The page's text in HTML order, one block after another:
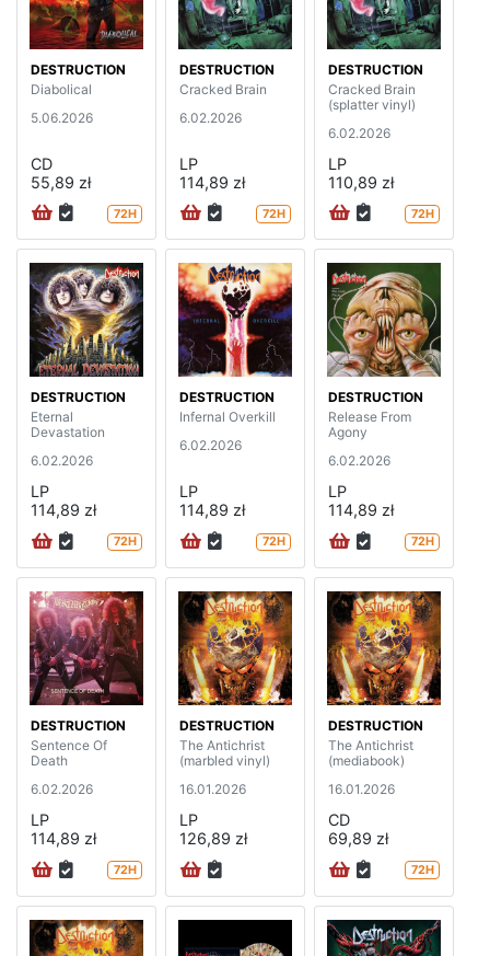
DESTRUCTION
Diabolical
5.06.2026
CD
55,89 zł
72H
DESTRUCTION
Cracked Brain
6.02.2026
LP
114,89 zł
72H
DESTRUCTION
Cracked Brain
(splatter vinyl)
6.02.2026
LP
110,89 zł
72H
DESTRUCTION
Eternal
Devastation
6.02.2026
LP
114,89 zł
72H
DESTRUCTION
Infernal Overkill
6.02.2026
LP
114,89 zł
72H
DESTRUCTION
Release From
Agony
6.02.2026
LP
114,89 zł
72H
DESTRUCTION
Sentence Of
Death
6.02.2026
LP
114,89 zł
72H
DESTRUCTION
The Antichrist
(marbled vinyl)
16.01.2026
LP
126,89 zł
DESTRUCTION
The Antichrist
(mediabook)
16.01.2026
CD
69,89 zł
72H